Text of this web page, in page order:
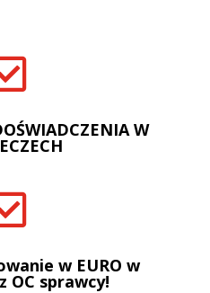
W
w EURO w
OC sprawcy!